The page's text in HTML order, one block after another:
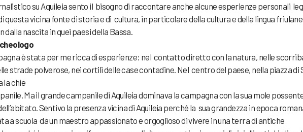
su Aquileia sento il bisogno di raccontare anche alcune esperienze personali
questa vicina fonte di storia e di cultura, in particolare della cultura e della lingua
dalla nascita in quei paesi della Bassa.
è stata per me ricca di esperienze: nel contatto diretto con la natura, nelle
strade polverose, nei cortili delle case contadine. Nel centro del paese, nella piazza di
la chie
Ma il grande campanile di Aquileia dominava la campagna con la sua mole
Sentivo la presenza vicina di Aquileia perché la sua grandezza in epoca
a scuola da un maestro appassionato e orgoglioso di vivere in una terra di antiche